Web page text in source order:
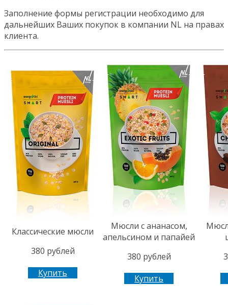
Заполнение формы регистрации необходимо для
дальнейших Ваших покупок в компании NL на правах
клиента.
Классические мюсли
380 рублей
Купить
Мюсли с ананасом,
апельсином и папайей
380 рублей
Купить